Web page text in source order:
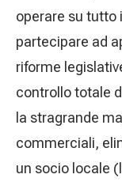
operare su tutto
partecipare ad
riforme
controllo totale
la stragrande
commerciali,
un socio locale